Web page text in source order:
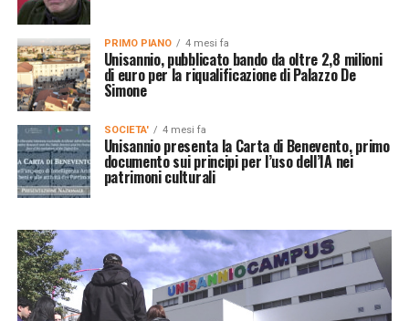
PRIMO PIANO 4 mesi fa
Unisannio, pubblicato bando da oltre 2,8 milioni
di euro per la riqualificazione di Palazzo De
Simone
SOCIETA' 4 mesi fa
Unisannio presenta la Carta di Benevento, primo
documento sui principi per l’uso dell’IA nei
patrimoni culturali